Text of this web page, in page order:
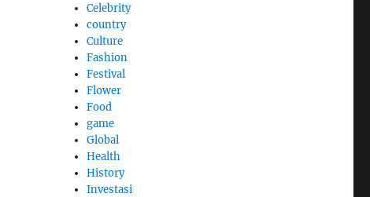
Celebrity
country
Culture
Fashion
Festival
Flower
Food
game
Global
Health
History
Investasi